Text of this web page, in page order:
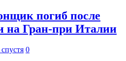
погиб после
на Гран-при Италии
0